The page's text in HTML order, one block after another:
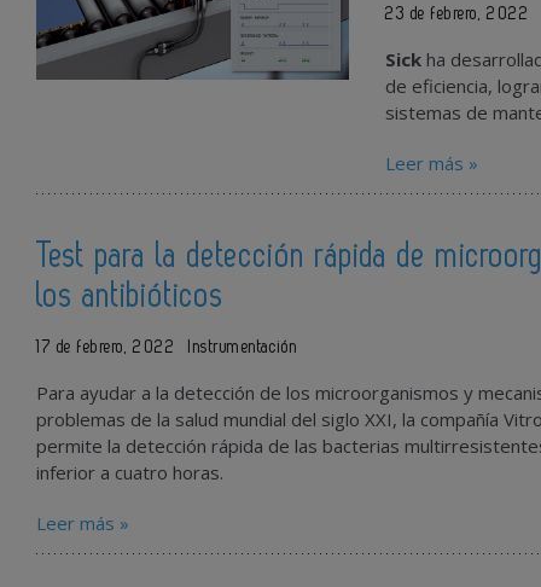
23 de febrero, 2022
Sick ha
de eficiencia,
sistemas de
Leer más »
Test para la detección rápida de
los antibióticos
17 de febrero, 2022 Instrumentación
Para ayudar a la detección de los microorganismos y
problemas de la salud mundial del siglo XXI, la compañía
permite la detección rápida de las bacterias
inferior a cuatro horas.
Leer más »